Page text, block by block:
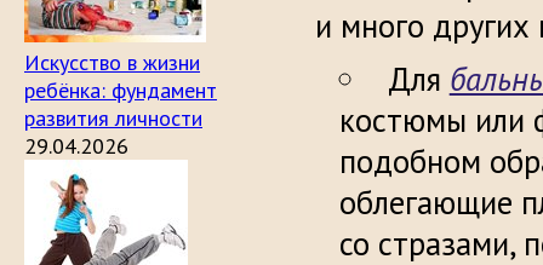
Искусство в жизни
ребёнка: фундамент
развития личности
29.04.2026
и много
Для
костюмы или
подобном
облегающие
со